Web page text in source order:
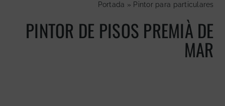
Nosotros
Portada » Pintor para particulares
PINTOR DE PISOS PREMIÀ DE
MAR